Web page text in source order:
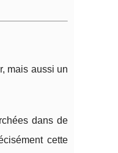
mais aussi un
dans de
cette